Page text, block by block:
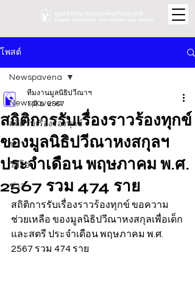
โพสต์
Newspavena
สถิติรับเรื่องร้องทุกข์
ข่าว
วิดีโอ
ข่าว
Newspavena
สถิติการรับเรื่องราวร้องทุกข์
ของมูลนิธิปวีณาหงสกุลฯ
ประจำเดือน พฤษภาคม พ.ศ.
2567 รวม 474 ราย
ทีมงานมูลนิธิปวีณาฯ
1 มิ.ย. 2567
สถิติการรับเรื่องราวร้องทุกข์ ขอความ
ช่วยเหลือ ของมูลนิธิปวีณาหงสกุลเพื่อเด็ก
และสตรี ประจำเดือน พฤษภาคม พ.ศ.
2567 รวม 474 ราย